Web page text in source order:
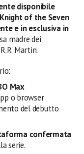
disponibile
of the Seven
e in esclusiva in
madre dei
Martin.
Max
o browser
del debutto
confermata
serie.